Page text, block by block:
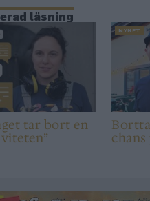
läsning
tar bort en
NYHET